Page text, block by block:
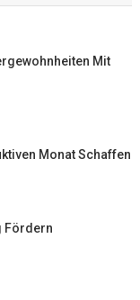
Mit
Monat Schaffen
Fördern